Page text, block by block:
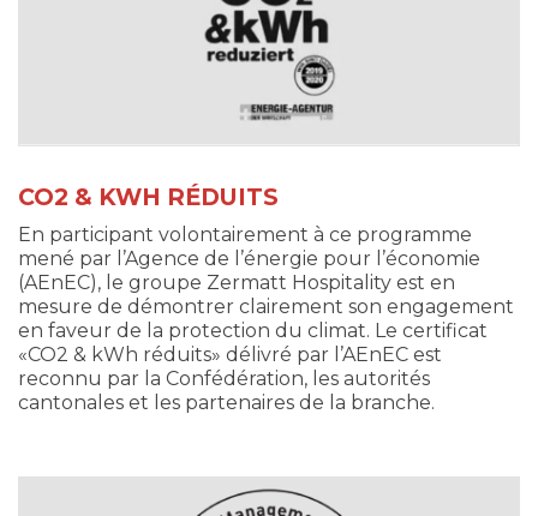
CO2 & KWH RÉDUITS
En participant volontairement à ce programme
mené par l’Agence de l’énergie pour l’économie
(AEnEC), le groupe Zermatt Hospitality est en
mesure de démontrer clairement son engagement
en faveur de la protection du climat. Le certificat
«CO2 & kWh réduits» délivré par l’AEnEC est
reconnu par la Confédération, les autorités
cantonales et les partenaires de la branche.